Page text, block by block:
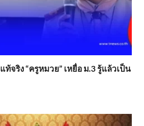
จริง “ครูหมวย” เหยื่อ ม.3 รู้แล้วเป็น